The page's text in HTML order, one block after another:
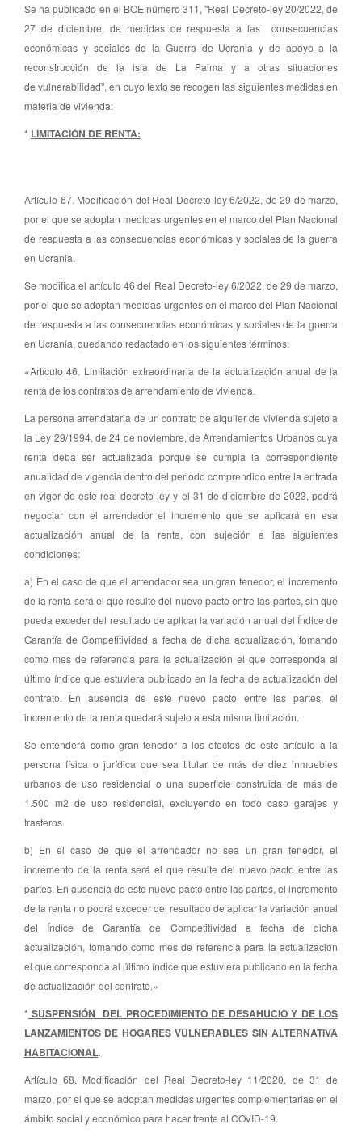
Se ha publicado en el BOE número 311, "Real Decreto-ley 20/2022, de
27 de diciembre, de medidas de respuesta a las consecuencias
económicas y sociales de la Guerra de Ucrania y de apoyo a la
reconstrucción de la isla de La Palma y a otras situaciones
devulnerabilidad", en cuyo texto se recogen las siguientes medidas en
materia de vivienda:
* LIMITACIÓN DE RENTA:
Artículo 67. Modificación del Real Decreto-ley 6/2022, de 29 de marzo,
por el que se adoptan medidas urgentes en el marco del Plan Nacional
de respuesta a las consecuencias económicas y sociales de la guerra
en Ucrania.
Se modifica el artículo 46 del Real Decreto-ley 6/2022, de 29 de marzo,
por el que se adoptan medidas urgentes en el marco del Plan Nacional
de respuesta a las consecuencias económicas y sociales de la guerra
en Ucrania, quedando redactado en los siguientes términos:
«Artículo 46. Limitación extraordinaria de la actualización anual de la
renta de los contratos de arrendamiento de vivienda.
La persona arrendataria de un contrato de alquiler de vivienda sujeto a
la Ley 29/1994, de 24 de noviembre, de Arrendamientos Urbanos cuya
renta deba ser actualizada porque se cumpla la correspondiente
anualidad de vigencia dentro del periodo comprendido entre la entrada
en vigor de este real decreto-ley y el 31 de diciembre de 2023, podrá
negociar con el arrendador el incremento que se aplicará en esa
actualización anual de la renta, con sujeción a las siguientes
condiciones:
a) En el caso de que el arrendador sea un gran tenedor, el incremento
de la renta será el que resulte del nuevo pacto entre las partes, sin que
pueda exceder del resultado de aplicar la variación anual del Índice de
Garantía de Competitividad a fecha de dicha actualización, tomando
como mes de referencia para la actualización el que corresponda al
último índice que estuviera publicado en la fecha de actualización del
contrato. En ausencia de este nuevo pacto entre las partes, el
incremento de la renta quedará sujeto a esta misma limitación.
Se entenderá como gran tenedor a los efectos de este artículo a la
persona física o jurídica que sea titular de más de diez inmuebles
urbanos de uso residencial o una superficie construida de más de
1.500 m2 de uso residencial, excluyendo en todo caso garajes y
trasteros.
b) En el caso de que el arrendador no sea un gran tenedor, el
incremento de la renta será el que resulte del nuevo pacto entre las
partes. En ausencia de este nuevo pacto entre las partes, el incremento
de la renta no podrá exceder del resultado de aplicar la variación anual
del Índice de Garantía de Competitividad a fecha de dicha
actualización, tomando como mes de referencia para la actualización
el que corresponda al último índice que estuviera publicado en la fecha
de actualización del contrato.»
* SUSPENSIÓN DEL PROCEDIMIENTO DE DESAHUCIO Y DE LOS
LANZAMIENTOS DE HOGARES VULNERABLES SIN ALTERNATIVA
HABITACIONAL.
Artículo 68. Modificación del Real Decreto-ley 11/2020, de 31 de
marzo, por el que se adoptan medidas urgentes complementarias en el
ámbito social y económico para hacer frente al COVID-19.